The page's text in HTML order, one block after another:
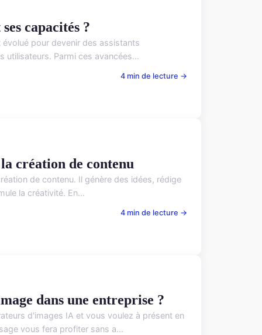
capacités ?
pour devenir des assistants
utilisateurs. Parmi ces avancées...
4 min de lecture →
création de contenu
de contenu. Il génère des idées, rédige
la créativité. En...
4 min de lecture →
dans une entreprise ?
d'images IA et vous voulez à présent en
vous fera profiter sans a...